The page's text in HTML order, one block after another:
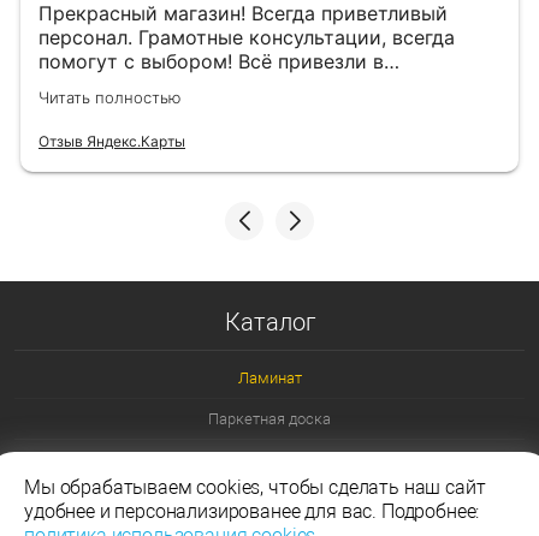
Прекрасный магазин! Всегда приветливый
персонал. Грамотные консультации, всегда
помогут с выбором! Всё привезли в
назначенный день!
Читать полностью
Отзыв Яндекс.Карты
Каталог
Ламинат
Паркетная доска
Ламинат 33 класс
Мы обрабатываем cookies, чтобы сделать наш сайт
удобнее и персонализированее для вас. Подробнее: